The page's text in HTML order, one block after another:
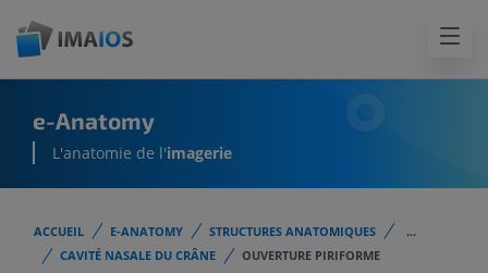
e-Anatomy
L'anatomie de l'imagerie
ACCUEIL E-ANATOMY STRUCTURES ANATOMIQUES
...
CAVITÉ NASALE DU CRÂNE
OUVERTURE PIRIFORME